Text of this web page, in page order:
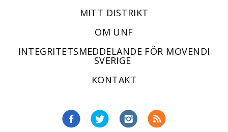
MITT DISTRIKT
OM UNF
INTEGRITETSMEDDELANDE FÖR MOVENDI
SVERIGE
KONTAKT